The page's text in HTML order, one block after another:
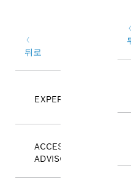
뒤로
EXPERT
ACCESSORY
ADVISOR